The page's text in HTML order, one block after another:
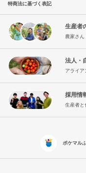
特商法に基づく表記
生産者
農家さん
法人・
アライア
採用情
生産者と
ポケマル